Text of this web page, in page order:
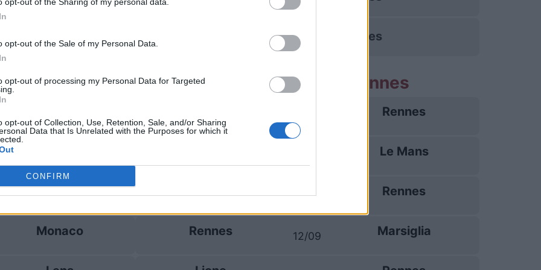
opt-out of the Sale of my Personal Data.
opt-out of processing my Personal Data for Targeted
opt-out of Collection, Use, Retention, Sale, and/or Sharing
Data that Is Unrelated with the Purposes for which it
CONFIRM
Rennes
Monaco
Monaco
Prossime partite Rennes
Rennes
Le Mans
05/09 Rennes
Rennes 12/09 Marsiglia